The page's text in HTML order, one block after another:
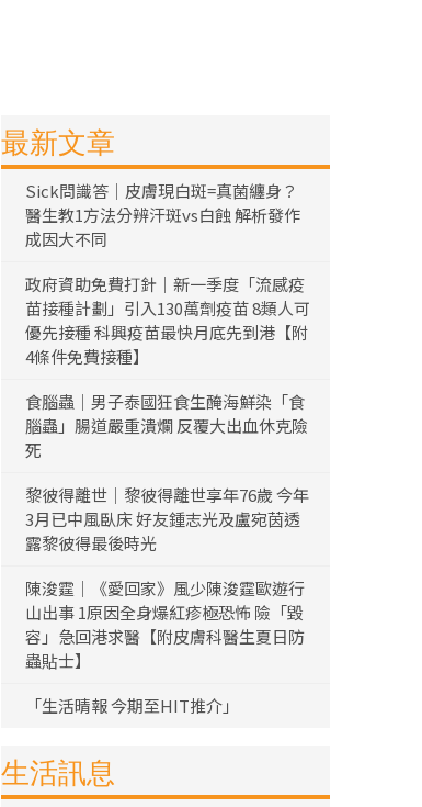
最新文章
Sick問識答｜皮膚現白斑=真菌纏身？
醫生教1方法分辨汗斑vs白蝕 解析發作
成因大不同
政府資助免費打針｜新一季度「流感疫
苗接種計劃」引入130萬劑疫苗 8類人可
優先接種 科興疫苗最快月底先到港【附
4條件免費接種】
食腦蟲｜男子泰國狂食生醃海鮮染「食
腦蟲」腸道嚴重潰爛 反覆大出血休克險
死
黎彼得離世｜黎彼得離世享年76歲 今年
3月已中風臥床 好友鍾志光及盧宛茵透
露黎彼得最後時光
陳浚霆｜《愛回家》風少陳浚霆歐遊行
山出事 1原因全身爆紅疹極恐怖 險「毀
容」急回港求醫【附皮膚科醫生夏日防
蟲貼士】
「生活晴報 今期至HIT推介」
生活訊息